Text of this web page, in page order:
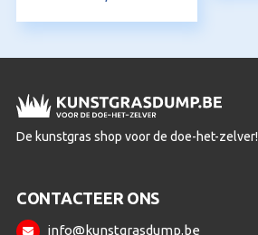
De kunstgras shop voor de doe-het-zelver!
CONTACTEER ONS
info@kunstgrasdump.be